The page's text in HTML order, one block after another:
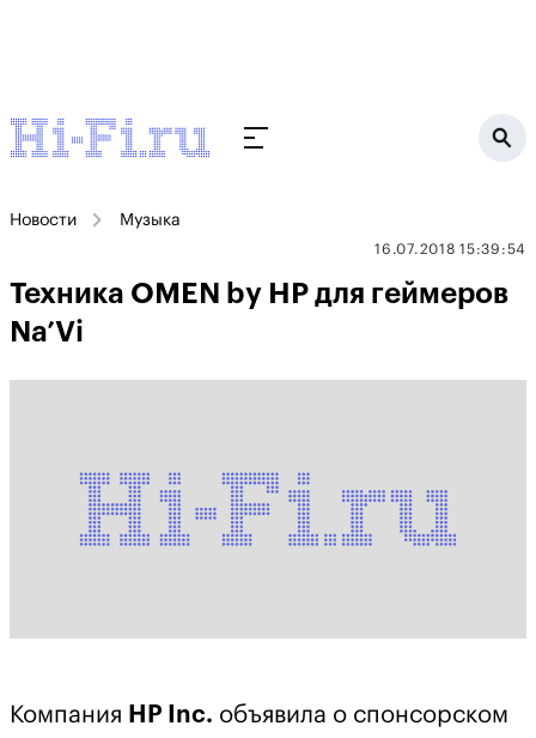
Новости Музыка
16.07.2018 15:39:54
Техника OMEN by HP для геймеров
Na’Vi
Компания HP Inc. объявила о спонсорском